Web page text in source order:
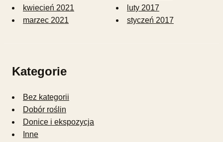
kwiecień 2021
marzec 2021
luty 2017
styczeń 2017
Kategorie
Bez kategorii
Dobór roślin
Donice i ekspozycja
Inne